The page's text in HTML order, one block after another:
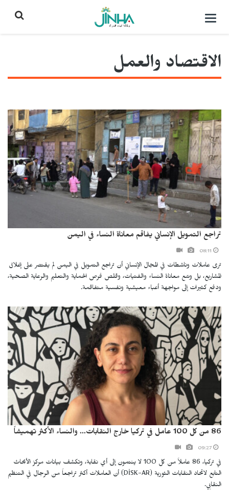
التحكم
الاقتصاد والعمل
تراجع التمويل الإنساني يفاقم معاناة النساء في اليمن
ترى عاملات وناشطات في المجال الإنساني أن تراجع التمويل في اليمن لم يقتصر على إغلاق
المشاريع، بل وسّع معاناة النساء والفتيات، وقلص فرص الحماية والتعليم والرعاية الصحية،
ودفع كثيرات إلى مواجهة أعباء معيشية ونفسية متفاقمة.
86 من كل 100 عامل في تركيا خارج النقابات... والنساء الأكثر تهميشاً
في تركيا، 86 عاملاً من كل 100 لا ينتمون إلى أي نقابة، وتكشف بيانات مركز الأبحاث
التابع لاتحاد النقابات الثورية (DİSK-AR) أن العاملات أكثر تراجعاً من الرجال في التنظيم
النقابي.